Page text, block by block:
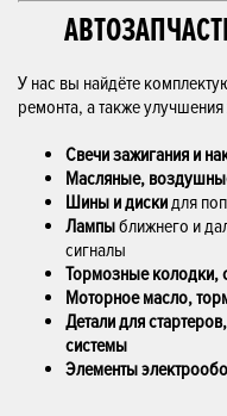
У нас вы найдёте
ремонта, а также
Свечи зажигания и
Масляные,
Шины и дискидля
Лампыближнего и
сигналы
Тормозные колодки,
Моторное масло,
Детали для
системы
Элементы